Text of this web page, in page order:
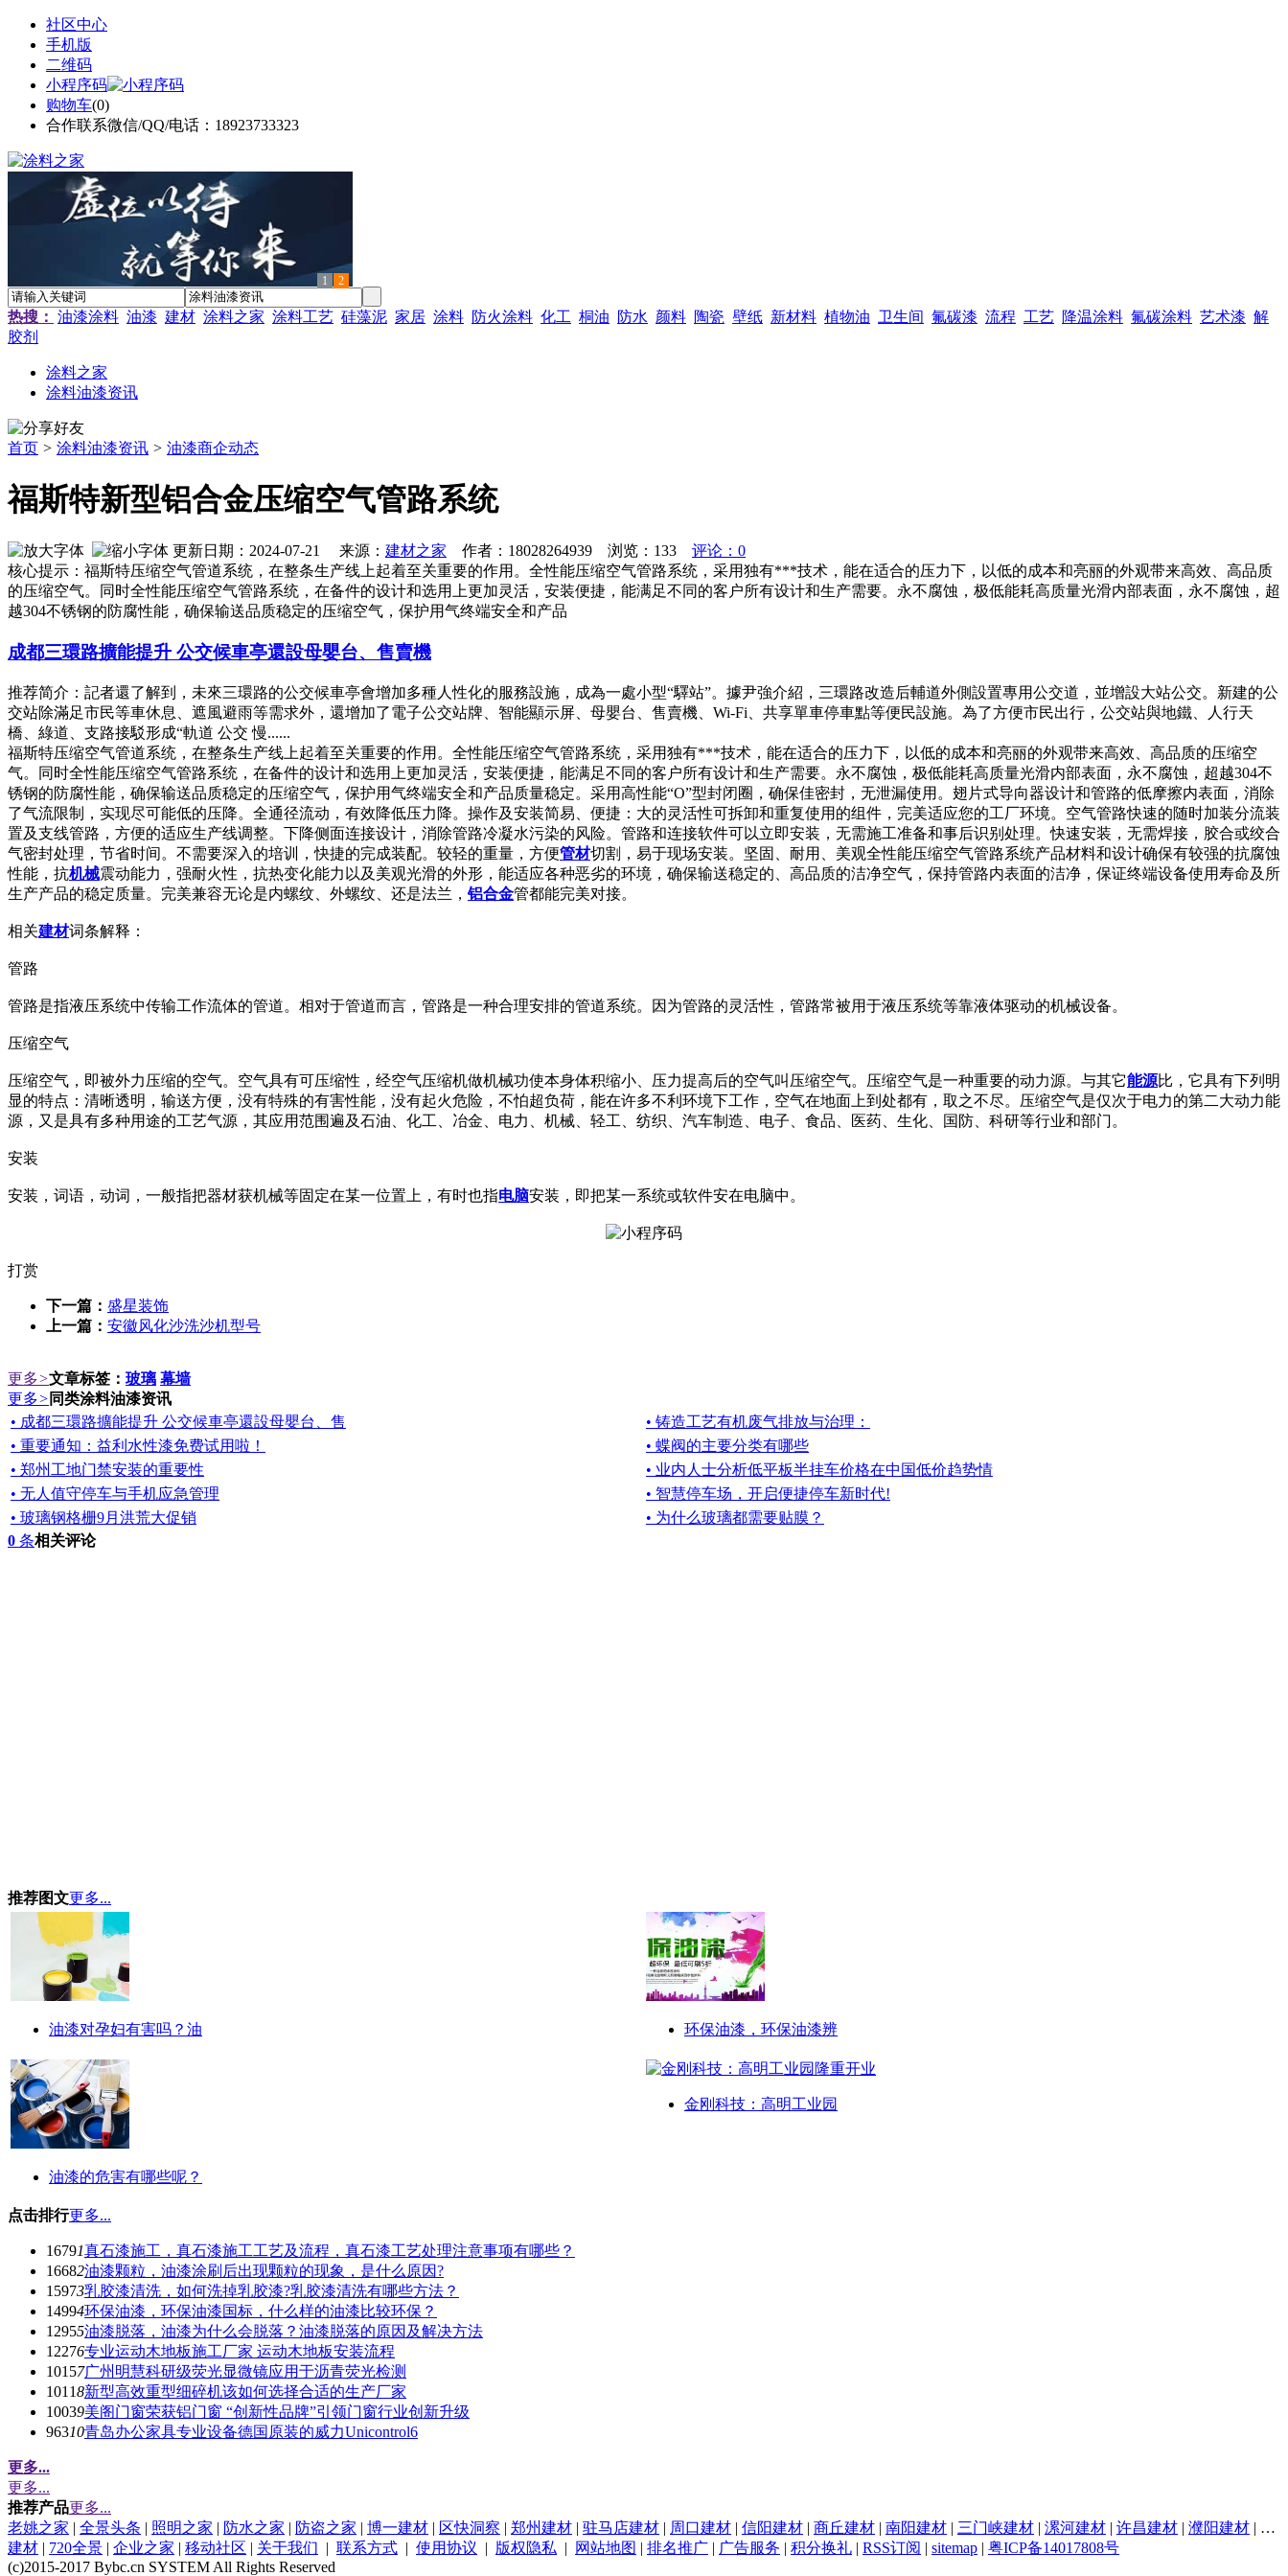
社区中心
手机版
二维码
小程序码
购物车(0)
合作联系微信/QQ/电话：18923733323
1 2
热搜： 油漆涂料 油漆 建材 涂料之家 涂料工艺 硅藻泥 家居 涂料 防火涂料 化工 桐油 防水 颜料 陶瓷 壁纸 新材料 植物油 卫生间 氟碳漆 流程 工艺 降温涂料 氟碳涂料 艺术漆 解
胶剂
涂料之家
涂料油漆资讯
首页 > 涂料油漆资讯 > 油漆商企动态
福斯特新型铝合金压缩空气管路系统
更新日期：2024-07-21 来源： 建材之家 作者：18028264939 浏览： 133
评论：0
核心提示：福斯特压缩空气管道系统，在整条生产线上起着至关重要的作用。全性能压缩空气管路系统，采用独有***技术，能在适合的压力下，以低的成本和亮丽的外观带来高效、高品质
的压缩空气。同时全性能压缩空气管路系统，在备件的设计和选用上更加灵活，安装便捷，能满足不同的客户所有设计和生产需要。永不腐蚀，极低能耗高质量光滑内部表面，永不腐蚀，超
越304不锈钢的防腐性能，确保输送品质稳定的压缩空气，保护用气终端安全和产品
成都三環路擴能提升 公交候車亭還設母嬰台、售賣機
推荐简介：記者還了解到，未來三環路的公交候車亭會增加多種人性化的服務設施，成為一處小型“驛站”。據尹強介紹，三環路改造后輔道外側設置專用公交道，並增設大站公交。新建的公
交站除滿足市民等車休息、遮風避雨等需求外，還增加了電子公交站牌、智能顯示屏、母嬰台、售賣機、Wi-Fi、共享單車停車點等便民設施。為了方便市民出行，公交站與地鐵、人行天
橋、綠道、支路接駁形成“軌道 公交 慢......
福斯特压缩空气管道系统，在整条生产线上起着至关重要的作用。全性能压缩空气管路系统，采用独有***技术，能在适合的压力下，以低的成本和亮丽的外观带来高效、高品质的压缩空
气。同时全性能压缩空气管路系统，在备件的设计和选用上更加灵活，安装便捷，能满足不同的客户所有设计和生产需要。永不腐蚀，极低能耗高质量光滑内部表面，永不腐蚀，超越304不
锈钢的防腐性能，确保输送品质稳定的压缩空气，保护用气终端安全和产品质量稳定。采用高性能“O”型封闭圈，确保佳密封，无泄漏使用。翅片式导向器设计和管路的低摩擦内表面，消除
了气流限制，实现尽可能低的压降。全通径流动，有效降低压力降。操作及安装简易、便捷：大的灵活性可拆卸和重复使用的组件，完美适应您的工厂环境。空气管路快速的随时加装分流装
置及支线管路，方便的适应生产线调整。下降侧面连接设计，消除管路冷凝水污染的风险。管路和连接软件可以立即安装，无需施工准备和事后识别处理。快速安装，无需焊接，胶合或绞合
气密封处理，节省时间。不需要深入的培训，快捷的完成装配。较轻的重量，方便管材切割，易于现场安装。坚固、耐用、美观全性能压缩空气管路系统产品材料和设计确保有较强的抗腐蚀
性能，抗机械震动能力，强耐火性，抗热变化能力以及美观光滑的外形，能适应各种恶劣的环境，确保输送稳定的、高品质的洁净空气，保持管路内表面的洁净，保证终端设备使用寿命及所
生产产品的稳定质量。完美兼容无论是内螺纹、外螺纹、还是法兰，铝合金管都能完美对接。
相关建材词条解释：
管路
管路是指液压系统中传输工作流体的管道。相对于管道而言，管路是一种合理安排的管道系统。因为管路的灵活性，管路常被用于液压系统等靠液体驱动的机械设备。
压缩空气
压缩空气，即被外力压缩的空气。空气具有可压缩性，经空气压缩机做机械功使本身体积缩小、压力提高后的空气叫压缩空气。压缩空气是一种重要的动力源。与其它能源比，它具有下列明
显的特点：清晰透明，输送方便，没有特殊的有害性能，没有起火危险，不怕超负荷，能在许多不利环境下工作，空气在地面上到处都有，取之不尽。压缩空气是仅次于电力的第二大动力能
源，又是具有多种用途的工艺气源，其应用范围遍及石油、化工、冶金、电力、机械、轻工、纺织、汽车制造、电子、食品、医药、生化、国防、科研等行业和部门。
安装
安装，词语，动词，一般指把器材获机械等固定在某一位置上，有时也指电脑安装，即把某一系统或软件安在电脑中。
打赏
下一篇： 盛星装饰
上一篇： 安徽风化沙洗沙机型号
更多>文章标签： 玻璃 幕墙
更多> 同类涂料油漆资讯
• 成都三環路擴能提升 公交候車亭還設母嬰台、售
• 铸造工艺有机废气排放与治理：
• 重要通知：益利水性漆免费试用啦！
• 蝶阀的主要分类有哪些
• 郑州工地门禁安装的重要性
• 业内人士分析低平板半挂车价格在中国低价趋势情
• 无人值守停车与手机应急管理
• 智慧停车场，开启便捷停车新时代!
• 玻璃钢格栅9月洪荒大促销
• 为什么玻璃都需要贴膜？
0 条相关评论
推荐图文更多...
油漆对孕妇有害吗？油 环保油漆，环保油漆辨
油漆的危害有哪些呢？
金刚科技：高明工业园
点击排行更多...
16791真石漆施工，真石漆施工工艺及流程，真石漆工艺处理注意事项有哪些？
16682油漆颗粒，油漆涂刷后出现颗粒的现象，是什么原因?
15973乳胶漆清洗，如何洗掉乳胶漆?乳胶漆清洗有哪些方法？
14994环保油漆，环保油漆国标，什么样的油漆比较环保？
12955油漆脱落，油漆为什么会脱落？油漆脱落的原因及解决方法
12276专业运动木地板施工厂家 运动木地板安装流程
10157广州明慧科研级荧光显微镜应用于沥青荧光检测
10118新型高效重型细碎机该如何选择合适的生产厂家
10039美阁门窗荣获铝门窗 “创新性品牌”引领门窗行业创新升级
96310青岛办公家具专业设备德国原装的威力Unicontrol6
更多...
更多...
推荐产品更多...
老姚之家 | 全景头条 | 照明之家 | 防水之家 | 防盗之家 | 博一建材 | 区快洞察 | 郑州建材 | 驻马店建材 | 周口建材 | 信阳建材 | 商丘建材 | 南阳建材 | 三门峡建材 | 漯河建材 | 许昌建材 | 濮阳建材 | 焦
建材 | 720全景 | 企业之家 | 移动社区 | 关于我们 | 联系方式 | 使用协议 | 版权隐私 | 网站地图 | 排名推广 | 广告服务 | 积分换礼 | RSS订阅 | sitemap | 粤ICP备14017808号
(c)2015-2017 Bybc.cn SYSTEM All Rights Reserved